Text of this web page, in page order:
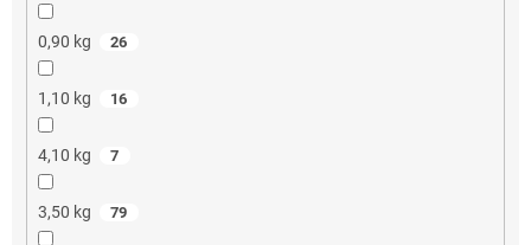
0,90 kg 26
1,10 kg 16
4,10 kg 7
3,50 kg 79